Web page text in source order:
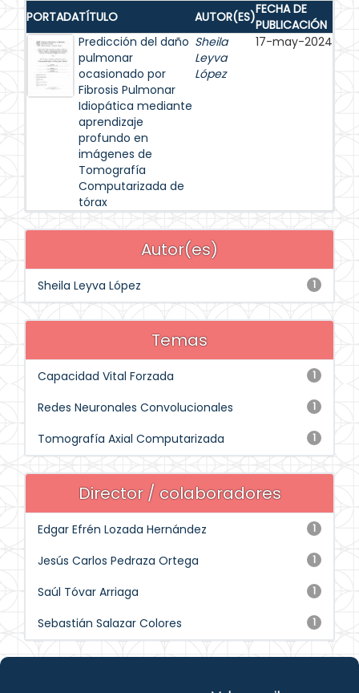
PORTADATÍTULO AUTOR(ES)FECHA DE
PUBLICACIÓN
Predicción del daño
pulmonar
ocasionado por
Fibrosis Pulmonar
Idiopática mediante
aprendizaje
profundo en
imágenes de
Tomografía
Computarizada de
tórax
Sheila
Leyva
López
17-may-2024
Autor(es)
1
Sheila Leyva López
Temas
1
Capacidad Vital Forzada
1
Redes Neuronales Convolucionales
1
Tomografía Axial Computarizada
Director / colaboradores
1
Edgar Efrén Lozada Hernández
1
Jesús Carlos Pedraza Ortega
1
Saúl Tóvar Arriaga
1
Sebastián Salazar Colores